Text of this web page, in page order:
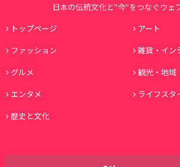
日本の伝統文化と"今"をつなぐウェ
トップページ
アート
ファッション
雑貨・イン
グルメ
観光・地域
エンタメ
ライフスタ
歴史と文化